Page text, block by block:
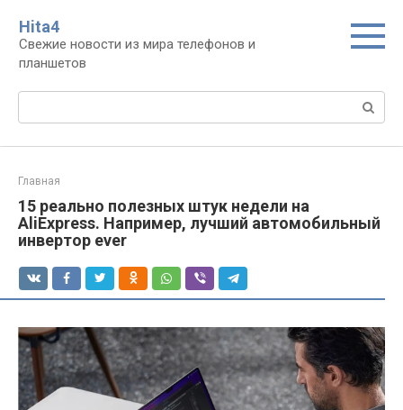
контенту
Нita4
Свежие новости из мира телефонов и
планшетов
Поиск:
Главная
15 реально полезных штук недели на
AliExpress. Например, лучший автомобильный
инвертор ever